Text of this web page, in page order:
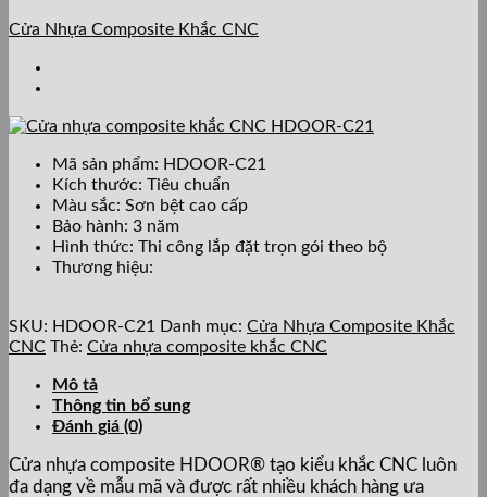
Cửa Nhựa Composite Khắc CNC
Mã sản phẩm: HDOOR-C21
Kích thước: Tiêu chuẩn
Màu sắc: Sơn bệt cao cấp
Bảo hành: 3 năm
Hình thức: Thi công lắp đặt trọn gói theo bộ
Thương hiệu:
SKU: HDOOR-C21 Danh mục: Cửa Nhựa Composite Khắc
CNC Thẻ: Cửa nhựa composite khắc CNC
Mô tả
Thông tin bổ sung
Đánh giá (0)
Cửa nhựa composite HDOOR® tạo kiểu khắc CNC luôn
đa dạng về mẫu mã và được rất nhiều khách hàng ưa